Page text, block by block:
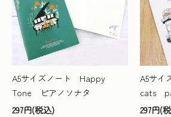
A5サイズノート Happy
Tone ピアノソナタ
297円(税込)
A5サ
cats
297円(